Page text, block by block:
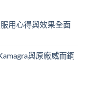
用心得與效果全面
與原廠威而鋼